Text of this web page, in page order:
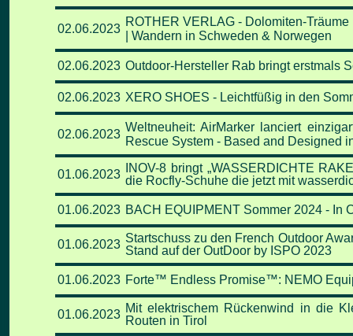
02.06.2023
ROTHER VERLAG - Dolomiten-
| Wandern in Schweden & Norwegen
02.06.2023 Outdoor-Hersteller Rab bringt erstmals
02.06.2023 XERO SHOES - Leichtfüßig in den
02.06.2023
Weltneuheit: AirMarker lanciert
Rescue System - Based and Designed
01.06.2023
INOV-8 bringt „WASSERDICHTE
die Rocfly-Schuhe die jetzt mit
01.06.2023 BACH EQUIPMENT Sommer 2024 - In
01.06.2023 Startschuss zu den French Outdoor
Stand auf der OutDoor by ISPO 2023
01.06.2023 Forte™ Endless Promise™: NEMO
01.06.2023 Mit elektrischem Rückenwind in die
Routen in Tirol